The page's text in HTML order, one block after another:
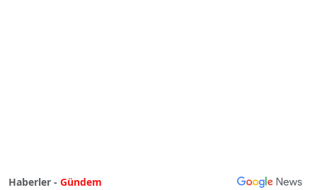
Haberler - Gündem